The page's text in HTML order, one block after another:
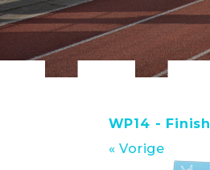
WP14 - Finish
« Vorige